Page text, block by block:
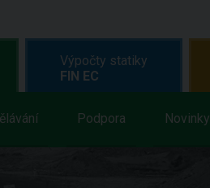
Podpora Novinky
Výpočty statiky
FIN EC